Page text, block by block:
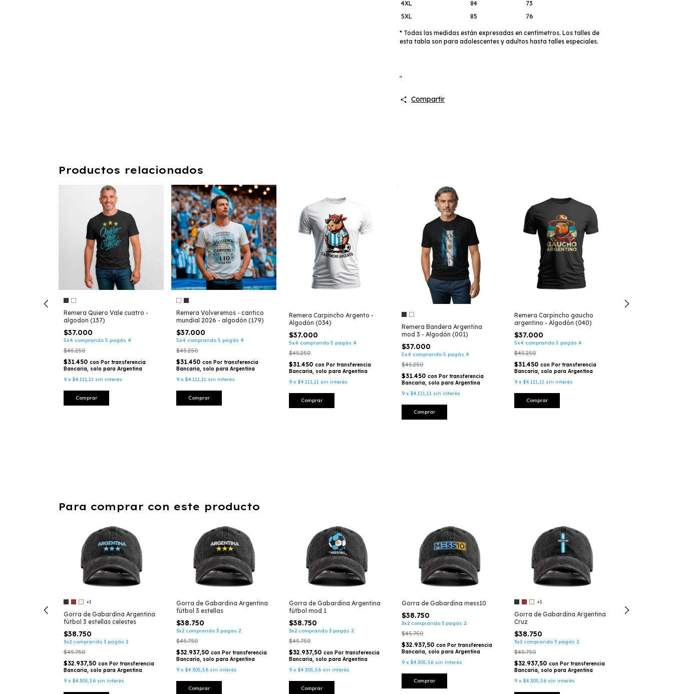
4XL
84
73
5XL
85 76
* Todas las medidas están expresadas en centímetros. Los talles de
esta tabla son para adolescentes y adultos hasta talles especiales.
"
Compartir
Productos relacionados
Remera Quiero Vale cuatro -
algodon (137)
$37.000
5x4 comprando 5 pagás 4
$45.250
$31.450 con Por transferencia
Bancaria, solo para Argentina
9 x $4.111,11 sin interés
Comprar
Remera Volveremos - cantico
mundial 2026 - algodón (179)
$37.000
5x4 comprando 5 pagás 4
$45.250
$31.450 con Por transferencia
Bancaria, solo para Argentina
9 x $4.111,11 sin interés
Comprar
Remera Carpincho Argento -
Algodón (034)
$37.000
5x4 comprando 5 pagás 4
$45.250
$31.450 con Por transferencia
Bancaria, solo para Argentina
9 x $4.111,11 sin interés
Comprar
Remera Bandera Argentina
mod 3 - Algodón (001)
$37.000
5x4 comprando 5 pagás 4
$45.250
$31.450 con Por transferencia
Bancaria, solo para Argentina
9 x $4.111,11 sin interés
Comprar
Remera Carpincho gaucho
argentino - Algodón (040)
$37.000
5x4 comprando 5 pagás 4
$45.250
$31.450 con Por transferencia
Bancaria, solo para Argentina
9 x $4.111,11 sin interés
Comprar
Para comprar con este producto
+1
Gorra de Gabardina Argentina
fútbol 3 estellas celestes
$38.750
3x2 comprando 3 pagás 2
$45.750
$32.937,50 con Por transferencia
Bancaria, solo para Argentina
9 x $4.305,56 sin interés
Gorra de Gabardina Argentina
fútbol 3 estellas
$38.750
3x2 comprando 3 pagás 2
$45.750
$32.937,50 con Por transferencia
Bancaria, solo para Argentina
9 x $4.305,56 sin interés
Comprar
Gorra de Gabardina Argentina
fútbol mod 1
$38.750
3x2 comprando 3 pagás 2
$45.750
$32.937,50 con Por transferencia
Bancaria, solo para Argentina
9 x $4.305,56 sin interés
Comprar
Gorra de Gabardina mess10
$38.750
3x2 comprando 3 pagás 2
$45.750
$32.937,50 con Por transferencia
Bancaria, solo para Argentina
9 x $4.305,56 sin interés
Comprar
+1
Gorra de Gabardina Argentina
Cruz
$38.750
3x2 comprando 3 pagás 2
$45.750
$32.937,50 con Por transferencia
Bancaria, solo para Argentina
9 x $4.305,56 sin interés
Gorra de